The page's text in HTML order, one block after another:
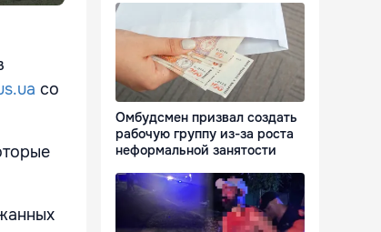
со
Омбудсмен призвал создать
рабочую группу из-за роста
неформальной занятости